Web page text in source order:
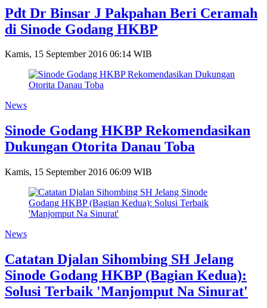
Pdt Dr Binsar J Pakpahan Beri Ceramah
di Sinode Godang HKBP
Kamis, 15 September 2016 06:14 WIB
News
Sinode Godang HKBP Rekomendasikan
Dukungan Otorita Danau Toba
Kamis, 15 September 2016 06:09 WIB
News
Catatan Djalan Sihombing SH Jelang
Sinode Godang HKBP (Bagian Kedua):
Solusi Terbaik 'Manjomput Na Sinurat'